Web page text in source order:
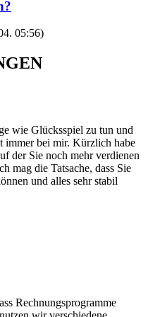
05:56)
wie Glücksspiel zu tun und
immer bei mir. Kürzlich habe
der Sie noch mehr verdienen
mag die Tatsache, dass Sie
und alles sehr stabil
Rechnungsprogramme